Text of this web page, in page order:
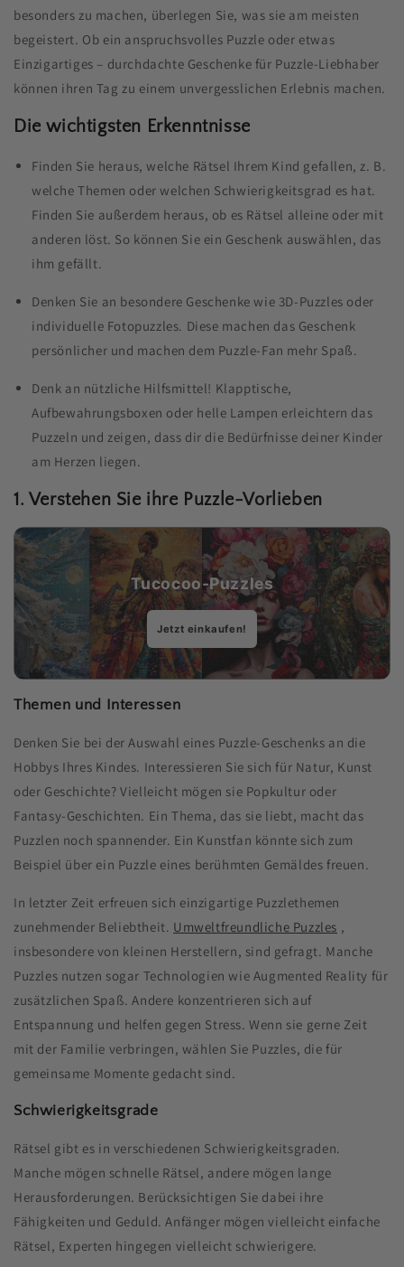
besonders zu machen, überlegen Sie, was sie am meisten
begeistert. Ob ein anspruchsvolles Puzzle oder etwas
Einzigartiges – durchdachte Geschenke für Puzzle-Liebhaber
können ihren Tag zu einem unvergesslichen Erlebnis machen.
Die wichtigsten Erkenntnisse
Finden Sie heraus, welche Rätsel Ihrem Kind gefallen, z. B.
welche Themen oder welchen Schwierigkeitsgrad es hat.
Finden Sie außerdem heraus, ob es Rätsel alleine oder mit
anderen löst. So können Sie ein Geschenk auswählen, das
ihm gefällt.
Denken Sie an besondere Geschenke wie 3D-Puzzles oder
individuelle Fotopuzzles. Diese machen das Geschenk
persönlicher und machen dem Puzzle-Fan mehr Spaß.
Denk an nützliche Hilfsmittel! Klapptische,
Aufbewahrungsboxen oder helle Lampen erleichtern das
Puzzeln und zeigen, dass dir die Bedürfnisse deiner Kinder
am Herzen liegen.
1. Verstehen Sie ihre Puzzle-Vorlieben
Tucocoo-Puzzles
Jetzt einkaufen!
Themen und Interessen
Denken Sie bei der Auswahl eines Puzzle-Geschenks an die
Hobbys Ihres Kindes. Interessieren Sie sich für Natur, Kunst
oder Geschichte? Vielleicht mögen sie Popkultur oder
Fantasy-Geschichten. Ein Thema, das sie liebt, macht das
Puzzlen noch spannender. Ein Kunstfan könnte sich zum
Beispiel über ein Puzzle eines berühmten Gemäldes freuen.
In letzter Zeit erfreuen sich einzigartige Puzzlethemen
zunehmender Beliebtheit. Umweltfreundliche Puzzles ,
insbesondere von kleinen Herstellern, sind gefragt. Manche
Puzzles nutzen sogar Technologien wie Augmented Reality für
zusätzlichen Spaß. Andere konzentrieren sich auf
Entspannung und helfen gegen Stress. Wenn sie gerne Zeit
mit der Familie verbringen, wählen Sie Puzzles, die für
gemeinsame Momente gedacht sind.
Schwierigkeitsgrade
Rätsel gibt es in verschiedenen Schwierigkeitsgraden.
Manche mögen schnelle Rätsel, andere mögen lange
Herausforderungen. Berücksichtigen Sie dabei ihre
Fähigkeiten und Geduld. Anfänger mögen vielleicht einfache
Rätsel, Experten hingegen vielleicht schwierigere.